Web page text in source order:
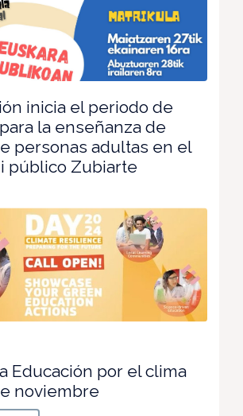
inicia el periodo de
la enseñanza de
personas adultas en el
público Zubiarte
Educación por el clima
noviembre